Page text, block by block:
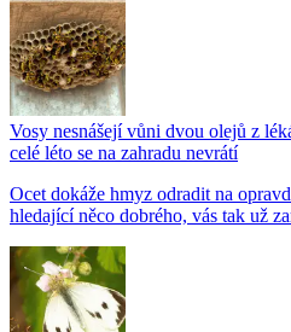
Vosy nesnášejí vůni dvou olejů z
celé léto se na zahradu nevrátí
Ocet dokáže hmyz odradit na
hledající něco dobrého, vás tak už